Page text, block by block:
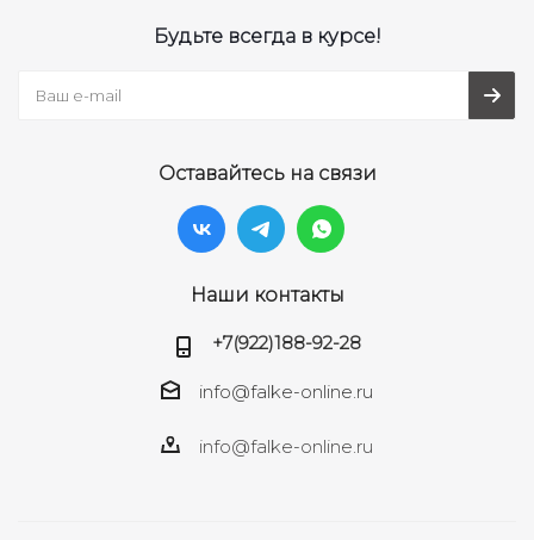
Будьте всегда в курсе!
Оставайтесь на связи
Наши контакты
+7(922)188-92-28
info@falke-online.ru
info@falke-online.ru